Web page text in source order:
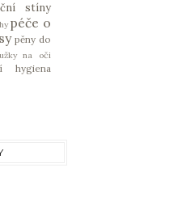
stíny
péče o
pěny do
na oči
hygiena